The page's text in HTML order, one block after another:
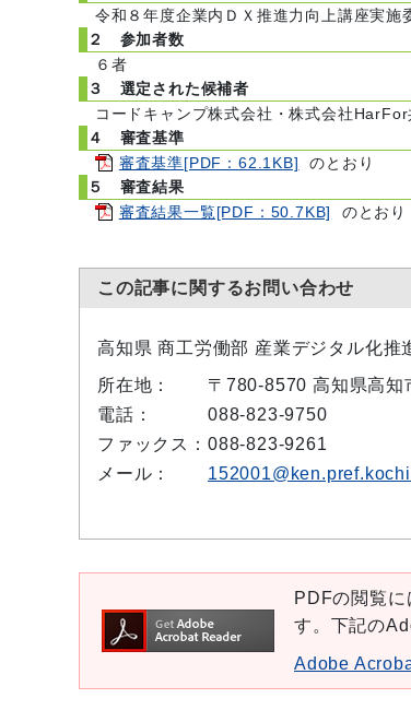
令和８年度企業内ＤＸ推進力向上講座実施
２ 参加者数
６者
３ 選定された候補者
コードキャンプ株式会社・株式会社HarFor
４ 審査基準
審査基準[PDF：62.1KB]
のとおり
５ 審査結果
審査結果一覧[PDF：50.7KB]
のとおり
この記事に関するお問い合わせ
高知県 商工労働部 産業デジタル化推
所在地：
〒780-8570 高知県高
電話：
088-823-9750
ファックス： 088-823-9261
メール：
PDFの閲覧
す。下記の
Adobe